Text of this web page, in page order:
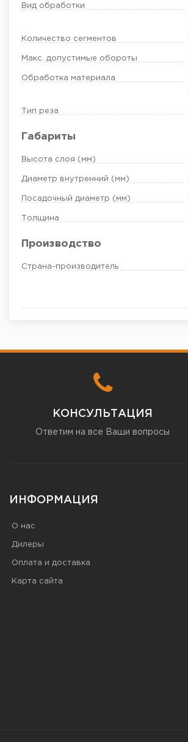
Вид обработки
Количество сегментов
Макс. допустимые обороты
Обработка материала
Тип реза
Габариты
Высота слоя (мм)
Диаметр внутренний (мм)
Посадочный диаметр (мм)
Толщина
Производство
Страна-производитель
КОНСУЛЬТАЦИЯ
Ответим на все Ваши вопросы
ИНФОРМАЦИЯ
О нас
Дилеры
Оплата и доставка
Карта сайта